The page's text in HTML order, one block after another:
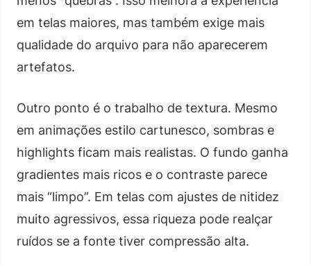
em telas maiores, mas também exige mais
qualidade do arquivo para não aparecerem
artefatos.
Outro ponto é o trabalho de textura. Mesmo
em animações estilo cartunesco, sombras e
highlights ficam mais realistas. O fundo ganha
gradientes mais ricos e o contraste parece
mais “limpo”. Em telas com ajustes de nitidez
muito agressivos, essa riqueza pode realçar
ruídos se a fonte tiver compressão alta.